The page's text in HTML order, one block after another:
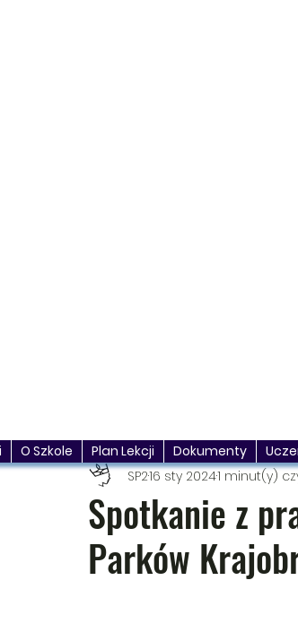
Spotkanie z
Parków
SP216 sty 20241 minut(y)
O Szkole Plan Lekcji Dokumenty